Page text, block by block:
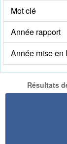
Mot clé
Année rapport
Année mise en
Résultats